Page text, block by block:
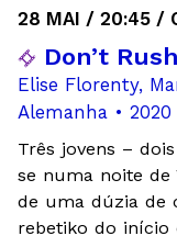
28 MAI / 20:45 /
Don’t Rush
Elise Florenty,
Alemanha • 2020
Três jovens –
se numa noite de
de uma dúzia de
rebetiko do início